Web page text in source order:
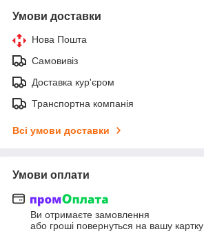
Умови доставки
Нова Пошта
Самовивіз
Доставка кур'єром
Транспортна компанія
Всі умови доставки
Умови оплати
Ви отримаєте замовлення
або гроші повернуться на вашу картку